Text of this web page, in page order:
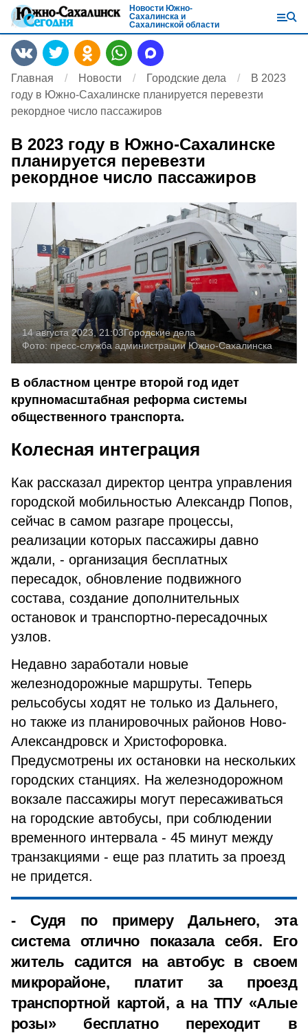
Новости Южно-
Сахалинска и
Сахалинской области
Главная Новости Городские дела
В 2023
году в Южно-Сахалинске планируется перевезти
рекордное число пассажиров
В 2023 году в Южно-Сахалинске
планируется перевезти
рекордное число пассажиров
14 августа 2023, 21:03Городские дела
Фото: пресс-служба администрации Южно-Сахалинска
В областном центре второй год идет
крупномасштабная реформа системы
общественного транспорта.
Колесная интеграция
Как рассказал директор центра управления
городской мобильностью Александр Попов,
сейчас в самом разгаре процессы,
реализации которых пассажиры давно
ждали, - организация бесплатных
пересадок, обновление подвижного
состава, создание дополнительных
остановок и транспортно-пересадочных
узлов.
Недавно заработали новые
железнодорожные маршруты. Теперь
рельсобусы ходят не только из Дальнего,
но также из планировочных районов Ново-
Александровск и Христофоровка.
Предусмотрены их остановки на нескольких
городских станциях. На железнодорожном
вокзале пассажиры могут пересаживаться
на городские автобусы, при соблюдении
временного интервала - 45 минут между
транзакциями - еще раз платить за проезд
не придется.
- Судя по примеру Дальнего, эта
система отлично показала себя. Его
житель садится на автобус в своем
микрорайоне, платит за проезд
транспортной картой, а на ТПУ «Алые
розы» бесплатно переходит в